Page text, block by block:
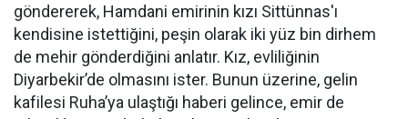
göndererek, Hamdani emirinin kızı Sittünnas'ı
kendisine istettiğini, peşin olarak iki yüz bin dirhem
de mehir gönderdiğini anlatır. Kız, evliliğinin
Diyarbekir’de olmasını ister. Bunun üzerine, gelin
kafilesi Ruha’ya ulaştığı haberi gelince, emir de